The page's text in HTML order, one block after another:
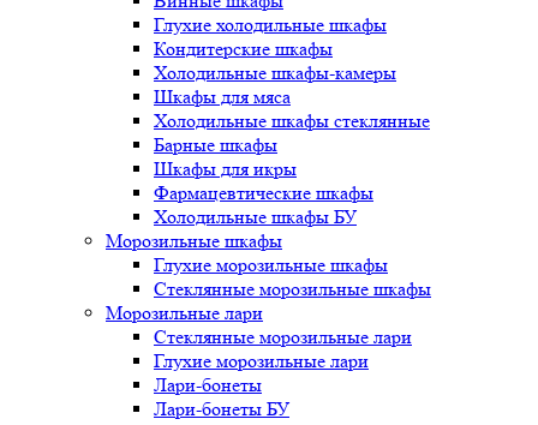
Глухие холодильные шкафы
Кондитерские шкафы
Холодильные шкафы-камеры
Шкафы для мяса
Холодильные шкафы стеклянные
Барные шкафы
Шкафы для икры
Фармацевтические шкафы
Холодильные шкафы БУ
Морозильные шкафы
Глухие морозильные шкафы
Стеклянные морозильные шкафы
Морозильные лари
Стеклянные морозильные лари
Глухие морозильные лари
Лари-бонеты
Лари-бонеты БУ